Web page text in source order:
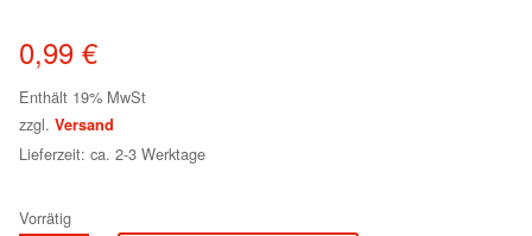
0,99 €
Enthält 19% MwSt
zzgl. Versand
Lieferzeit: ca. 2-3 Werktage
Vorrätig